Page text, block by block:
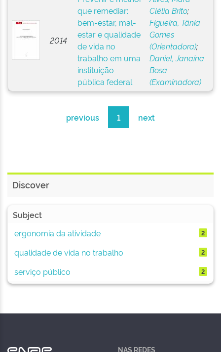
2014
que remediar:
bem-estar, mal-
estar e qualidade
de vida no
trabalho em uma
instituição
pública federal
Clélia Brito;
Figueira, Tânia
Gomes
(Orientadora);
Daniel, Janaína
Bosa
(Examinadora)
previous 1 next
Discover
Subject
ergonomia da atividade
2
qualidade de vida no trabalho 2
serviço público 2
NAS REDES